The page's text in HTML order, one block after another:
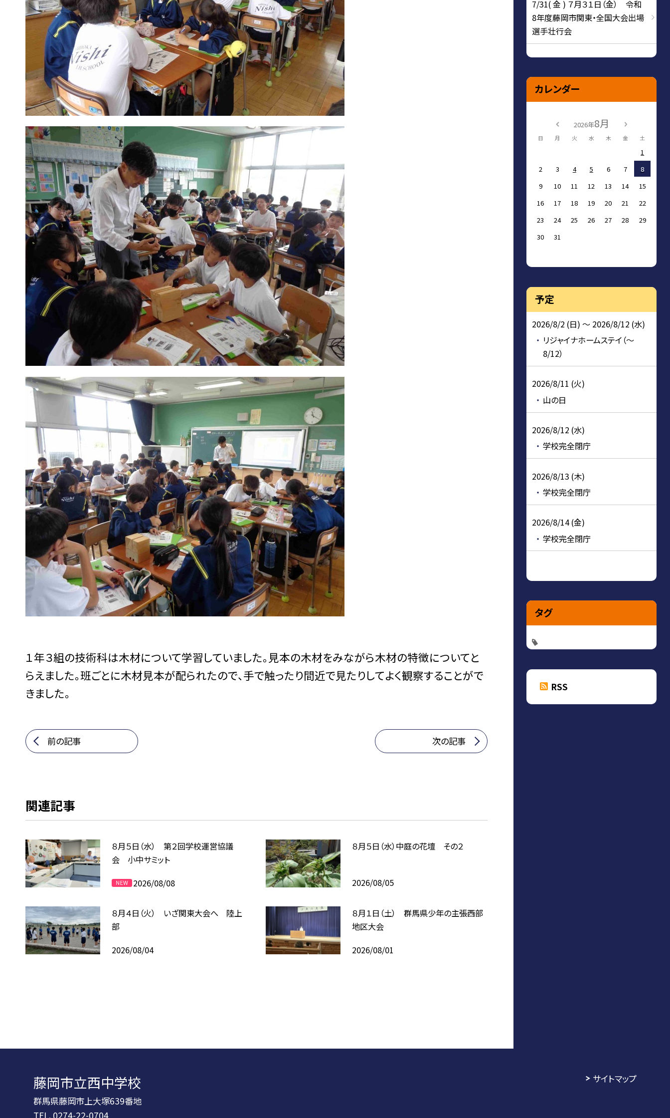
１年３組の技術科は木材について学習していました。見本の木材をみながら木材の特徴についてと
らえました。班ごとに木材見本が配られたので、手で触ったり間近で見たりしてよく観察することがで
きました。
前の記事 次の記事
関連記事
８月５日（水） 第２回学校運営協議
会 小中サミット
2026/08/08
８月５日（水）中庭の花壇 その２
2026/08/05
８月４日（火） いざ関東大会へ 陸上
部
2026/08/04
８月１日（土） 群馬県少年の主張西部
地区大会
2026/08/01
7/31( 金 ) ７月３１日（金） 令和
8年度藤岡市関東・全国大会出場
選手壮行会
カレンダー
2026年8月
日 月 火 水 木 金 土
1
2
3 4 5 6 7
8
9
10 11 12 13 14
15
16
17 18 19 20 21
22
23
24 25 26 27 28
29
30
31
予定
2026/8/2 (日) ～ 2026/8/12 (水)
リジャイナホームステイ（～
8/12）
2026/8/11 (火)
山の日
2026/8/12 (水)
学校完全閉庁
2026/8/13 (木)
学校完全閉庁
2026/8/14 (金)
学校完全閉庁
タグ
RSS
藤岡市立西中学校
群馬県藤岡市上大塚639番地
TEL. 0274-22-0704
サイトマップ